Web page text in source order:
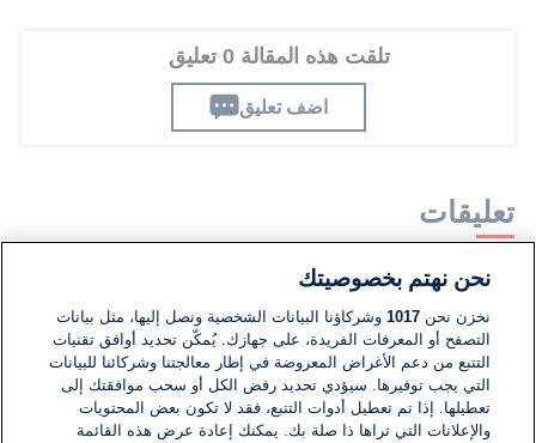
تلقت هذه المقالة 0 تعليق
اضف تعليق
تعليقات
لا توجد تعليقات مكتوبة حتى الآن. كن الأول!
اكتب تعليقًا جديدًا ...
نحن نهتم بخصوصيتك
نخزن نحن1017 وشركاؤنا البيانات الشخصية ونصل إليها، مثل بيانات
التصفح أو المعرفات الفريدة، على جهازك. يُمكّن تحديد أوافق تقنيات
التتبع من دعم الأغراض المعروضة في إطار معالجتنا وشركائنا للبيانات
التي يجب توفيرها. سيؤدي تحديد رفض الكل أو سحب موافقتك إلى
تعطيلها. إذا تم تعطيل أدوات التتبع، فقد لا تكون بعض المحتويات
والإعلانات التي تراها ذا صلة بك. يمكنك إعادة عرض هذه القائمة